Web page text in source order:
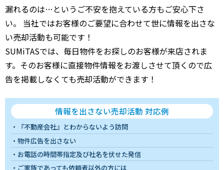
漏れるのは…というご不安を抱えている方もご安心下さ
い。 当社ではお客様のご要望に合わせて世に情報を出さな
い売却活動も可能です！
SUMiTASでは、毎日物件をお探しのお客様が来店されま
す。そのお客様に直接物件情報をお渡しさせて頂くので広
告を掲載しなくても売却活動ができます！
情報を出さない売却活動 対応例
『不動産会社』とわからないよう訪問
物件広告を出さない
お電話の時間帯指定及び社名を伏せた発信
ご家族であっても依頼者以外の方には